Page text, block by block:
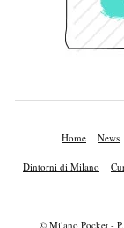
Home News
Dintorni di Milano
© Milano Pocket -